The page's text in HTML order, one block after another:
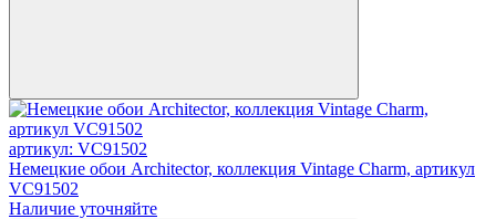
артикул: VC91502
Немецкие обои Architector, коллекция Vintage Charm, артикул
VC91502
Наличие уточняйте